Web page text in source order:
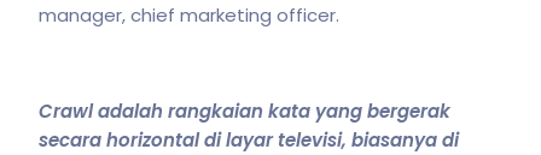
manager, chief marketing officer.
Crawl adalah rangkaian kata yang bergerak
secara horizontal di layar televisi, biasanya di